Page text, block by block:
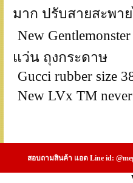
มาก ปรับสายสะพา
New
แว่น ถุงกระดาษ
Gucci rubber size
New LVx TM
สอบถามสินค้า แอด Line id: